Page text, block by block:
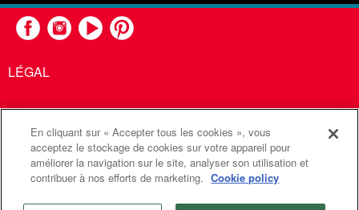
LÉGAL
United Methodist Communications est une agence de l'Église
Méthodiste Unie
Communications Méthodistes Unies. Tous droits
En cliquant sur « Accepter tous les cookies », vous
acceptez le stockage de cookies sur votre appareil pour
améliorer la navigation sur le site, analyser son utilisation et
contribuer à nos efforts de marketing. Cookie policy